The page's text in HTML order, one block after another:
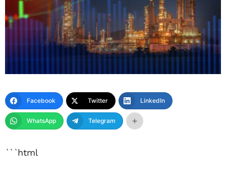
Facebook Twitter LinkedIn
WhatsApp Telegram
```html